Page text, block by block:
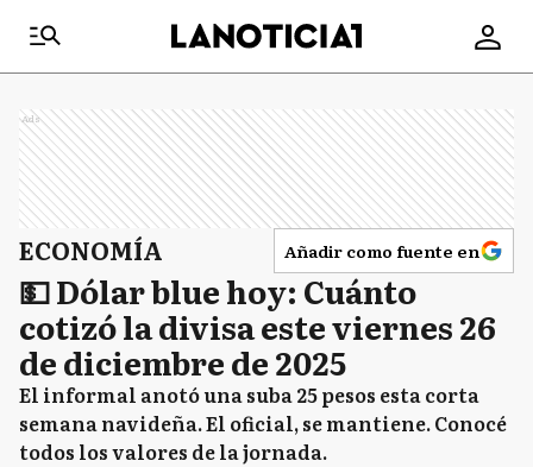
Ads
ECONOMÍA Añadir como fuente en
💵 Dólar blue hoy: Cuánto
cotizó la divisa este viernes 26
de diciembre de 2025
El informal anotó una suba 25 pesos esta corta
semana navideña. El oficial, se mantiene. Conocé
todos los valores de la jornada.